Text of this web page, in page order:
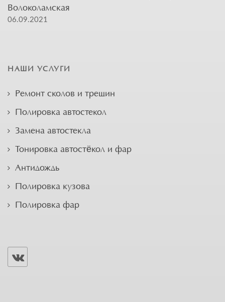
Волоколамская
06.09.2021
НАШИ УСЛУГИ
Ремонт сколов и трещин
Полировка автостекол
Замена автостекла
Тонировка автостёкол и фар
Антидождь
Полировка кузова
Полировка фар